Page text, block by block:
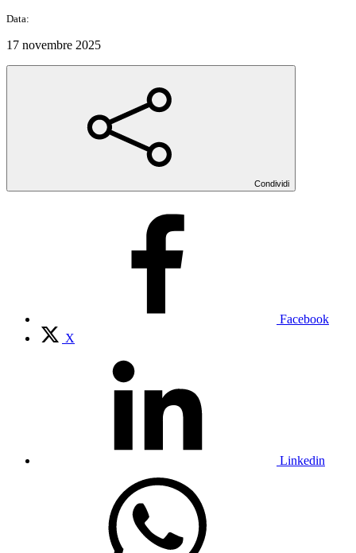
Data:
17 novembre 2025
Condividi
Facebook
X
Linkedin